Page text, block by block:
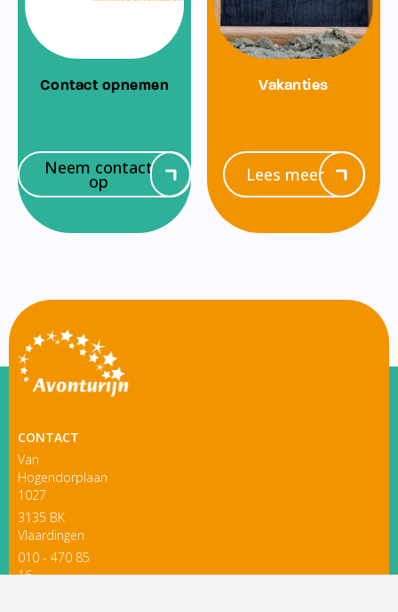
Contact opnemen
Neem contact
op
Vakanties
Lees meer
CONTACT
Van
Hogendorplaan
1027
3135 BK
Vlaardingen
010 - 470 85
16